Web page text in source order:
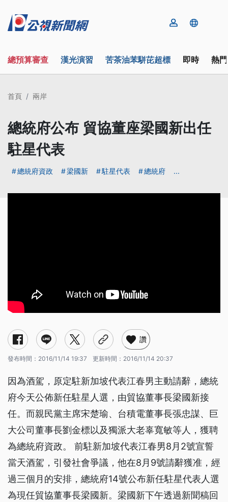
總預算審查 漢光演習 苦茶油苯駢芘超標 即時 熱
首頁 兩岸
總統府公布 貿協董座梁國新出任
駐星代表
總統府資政 梁國新 駐星代表 總統府 ...
讚
發布時間： 2016/11/14 19:37 更新時間： 2016/11/14 20:37
因為酒駕，原定駐新加坡代表江春男主動請辭，總統
府今天公佈新任駐星人選，由貿協董事長梁國新接
任。而親民黨主席宋楚瑜、台積電董事長張忠謀、巨
大公司董事長劉金標以及獨派大老辜寬敏等人，獲聘
為總統府資政。 前駐新加坡代表江春男8月2號宣誓
當天酒駕，引發社會爭議，他在8月9號請辭獲准，經
過三個月的安排，總統府14號公布新任駐星代表人選
為現任貿協董事長梁國新。梁國新下午透過新聞稿回